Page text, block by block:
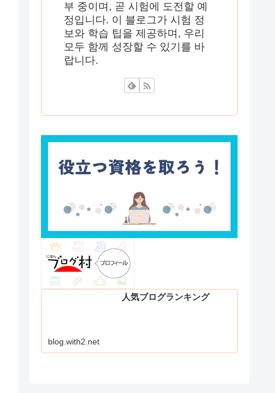
부 중이며, 곧 시험에 도전할 예
정입니다. 이 블로그가 시험 정
보와 학습 팁을 제공하며, 우리
모두 함께 성장할 수 있기를 바
랍니다.
人気ブログランキング
blog.with2.net